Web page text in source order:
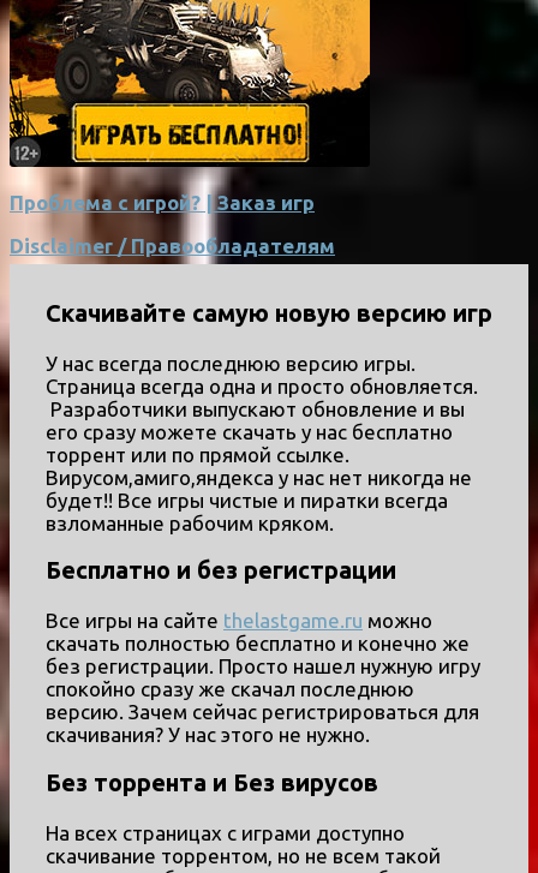
Проблема с игрой? | Заказ игр
Disclaimer / Правообладателям
Скачивайте самую новую версию игр
У нас всегда последнюю версию игры.
Страница всегда одна и просто обновляется.
Разработчики выпускают обновление и вы
его сразу можете скачать у нас бесплатно
торрент или по прямой ссылке.
Вирусом,амиго,яндекса у нас нет никогда не
будет!! Все игры чистые и пиратки всегда
взломанные рабочим кряком.
Бесплатно и без регистрации
Все игры на сайте thelastgame.ru можно
скачать полностью бесплатно и конечно же
без регистрации. Просто нашел нужную игру
спокойно сразу же скачал последнюю
версию. Зачем сейчас регистрироваться для
скачивания? У нас этого не нужно.
Без торрента и Без вирусов
На всех страницах с играми доступно
скачивание торрентом, но не всем такой